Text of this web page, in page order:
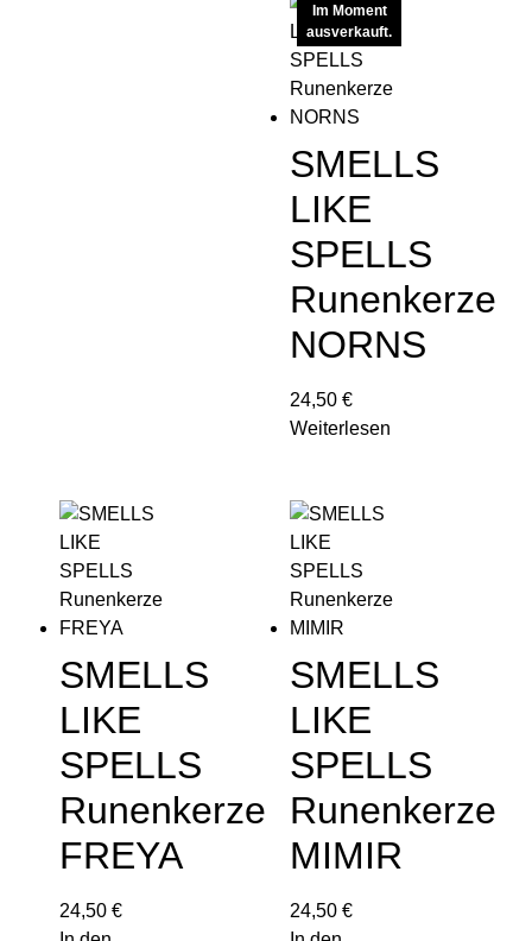
Im Moment
ausverkauft.
SMELLS
LIKE
SPELLS
Runenkerze
NORNS
24,50 €
Weiterlesen
SMELLS
LIKE
SPELLS
Runenkerze
FREYA
24,50 €
SMELLS
LIKE
SPELLS
Runenkerze
MIMIR
24,50 €